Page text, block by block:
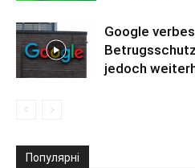
Google
jedoch
Популярні